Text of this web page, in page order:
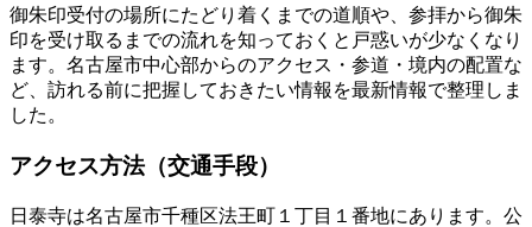
御朱印受付の場所にたどり着くまでの道順や、参拝から御朱
印を受け取るまでの流れを知っておくと戸惑いが少なくなり
ます。名古屋市中心部からのアクセス・参道・境内の配置な
ど、訪れる前に把握しておきたい情報を最新情報で整理しま
した。
アクセス方法（交通手段）
日泰寺は名古屋市千種区法王町１丁目１番地にあります。公